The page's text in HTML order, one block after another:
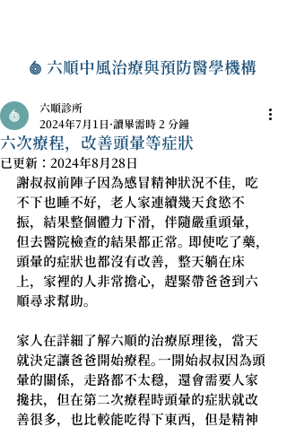
六順中風治療與預防醫學機構
六次療程，改善頭暈等症狀
六順診所
2024年7月1日 讀畢需時 2 分鐘
已更新： 2024年8月28日
謝叔叔前陣子因為感冒精神狀況不佳，吃
不下也睡不好，老人家連續幾天食慾不
振，結果整個體力下滑，伴隨嚴重頭暈，
但去醫院檢查的結果都正常。 即使吃了藥，
頭暈的症狀也都沒有改善，整天躺在床
上，家裡的人非常擔心，趕緊帶爸爸到六
順尋求幫助。
家人在詳細了解六順的治療原理後，當天
就決定讓爸爸開始療程。一開始叔叔因為頭
暈的關係，走路都不太穩，還會需要人家
攙扶，但在第二次療程時頭暈的症狀就改
善很多，也比較能吃得下東西，但是精神